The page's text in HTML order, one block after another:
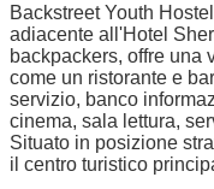
Backstreet Youth
adiacente all'Hotel
backpackers, offre una
come un ristorante e
servizio, banco
cinema, sala lettura,
Situato in posizione
il centro turistico